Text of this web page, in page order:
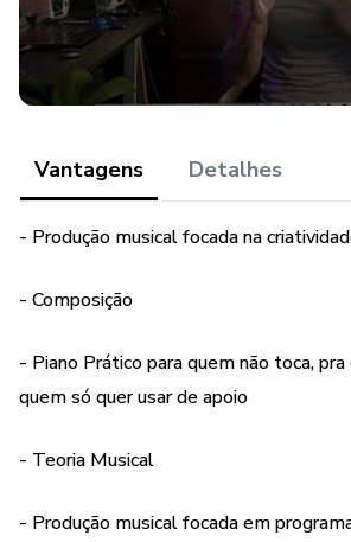
Como produtor e diretor áudio visual,
artistas como Shaman, Noturnall,
Bastos, Murilo Couto, Angra, James
Helloween, Avantasia, Malta, e outros
Incluindo produtos para Netflix, Star+,
Prime.
Vantagens Detalhes
- Produção musical focada na
- Composição
- Piano Prático para quem não toca,
quem só quer usar de apoio
- Teoria Musical
- Produção musical focada em